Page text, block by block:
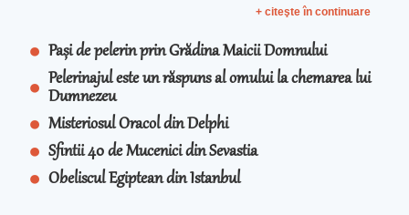
+ citeşte în continuare
Pași de pelerin prin Grădina Maicii Domnului
Pelerinajul este un răspuns al omului la chemarea lui
Dumnezeu
Misteriosul Oracol din Delphi
Sfintii 40 de Mucenici din Sevastia
Obeliscul Egiptean din Istanbul